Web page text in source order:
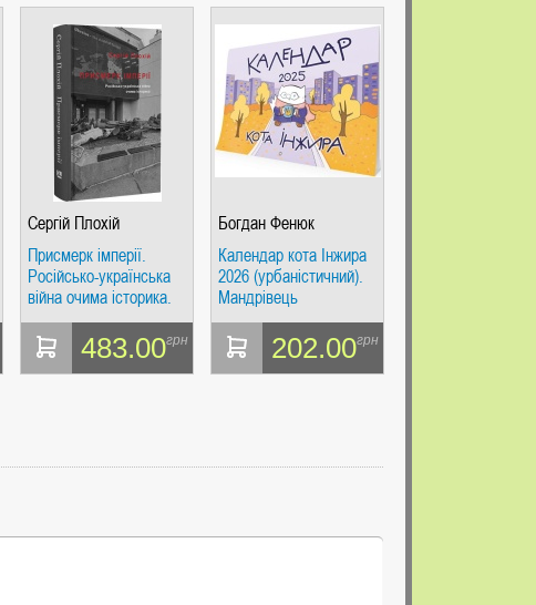
Сергій Плохій
Присмерк імперії.
Російсько-українська
війна очима історика.
Сергій Плохій. Дух і
Літера
483.00грн
Богдан Фенюк
Календар кота Інжира
2026 (урбаністичний).
Мандрівець
202.00грн